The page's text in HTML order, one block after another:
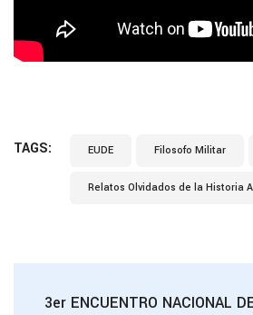
TAGS: EUDE Filosofo Militar
Relatos Olvidados de la Historia
3er ENCUENTRO NACIONAL